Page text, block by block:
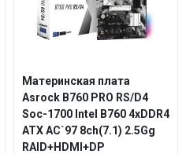
Материнская плата
Asrock B760 PRO RS/D4
Soc-1700 Intel B760 4xDDR4
ATX AC`97 8ch(7.1) 2.5Gg
RAID+HDMI+DP